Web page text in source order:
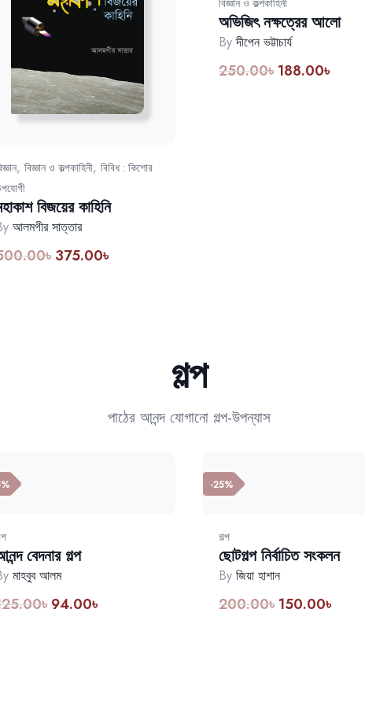
, বিজ্ঞান ও কল্পকাহিনী, বিবিধ : কিশোর
বিজয়ের কাহিনি
আলমগীর সাত্তার
৳ 375.00৳
অভিজিৎ নক্ষত্রের আলো
Byদীপেন ভট্টাচার্য
250.00৳ 188.00৳
গল্প
পাঠের আনন্দ যোগানো গল্প-উপন্যাস
বেদনার গল্প
মাহবুব আলম
৳ 94.00৳
-25%
গল্প
ছোটগল্প নির্বাচিত সংকলন
By জিয়া হাশান
200.00৳ 150.00৳